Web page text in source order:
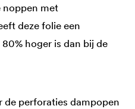
noppen met
deze folie een
hoger is dan bij de
de perforaties dampopen